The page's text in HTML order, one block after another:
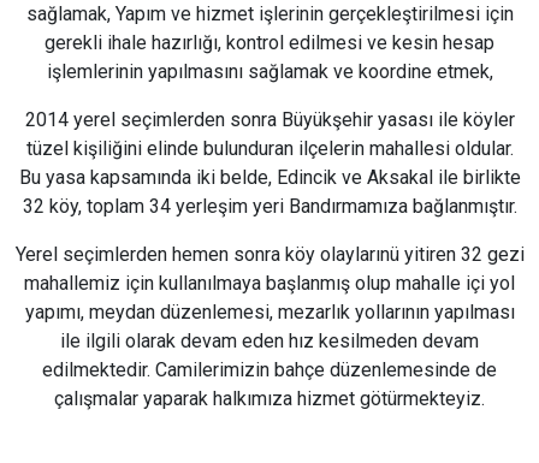
sağlamak, Yapım ve hizmet işlerinin gerçekleştirilmesi için
gerekli ihale hazırlığı, kontrol edilmesi ve kesin hesap
işlemlerinin yapılmasını sağlamak ve koordine etmek,
2014 yerel seçimlerden sonra Büyükşehir yasası ile köyler
tüzel kişiliğini elinde bulunduran ilçelerin mahallesi oldular.
Bu yasa kapsamında iki belde, Edincik ve Aksakal ile birlikte
32 köy, toplam 34 yerleşim yeri Bandırmamıza bağlanmıştır.
Yerel seçimlerden hemen sonra köy olaylarınü ​​yitiren 32 gezi
mahallemiz için kullanılmaya başlanmış olup mahalle içi yol
yapımı, meydan düzenlemesi, mezarlık yollarının yapılması
ile ilgili olarak devam eden hız kesilmeden devam
edilmektedir. Camilerimizin bahçe düzenlemesinde de
çalışmalar yaparak halkımıza hizmet götürmekteyiz.